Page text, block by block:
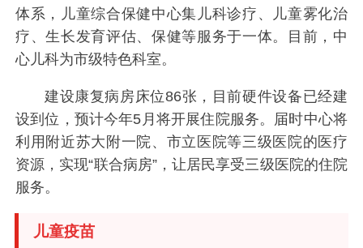
体系，儿童综合保健中心集儿科诊疗、儿童雾化治
疗、生长发育评估、保健等服务于一体。目前，中
心儿科为市级特色科室。
建设康复病房床位86张，目前硬件设备已经建
设到位，预计今年5月将开展住院服务。届时中心将
利用附近苏大附一院、市立医院等三级医院的医疗
资源，实现“联合病房”，让居民享受三级医院的住院
服务。
儿童疫苗